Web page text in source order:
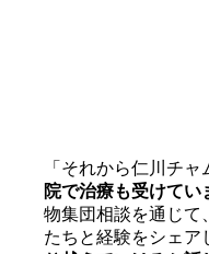
「それから仁川チ
院で治療も受けてい
物集団相談を通じて
たちと経験をシェア